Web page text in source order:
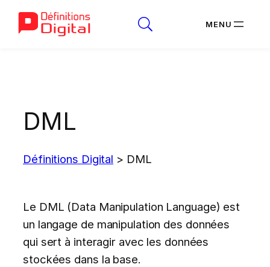
DML
Définitions Digital > DML
Le DML (Data Manipulation Language) est
un langage de manipulation des données
qui sert à interagir avec les données
stockées dans la base.